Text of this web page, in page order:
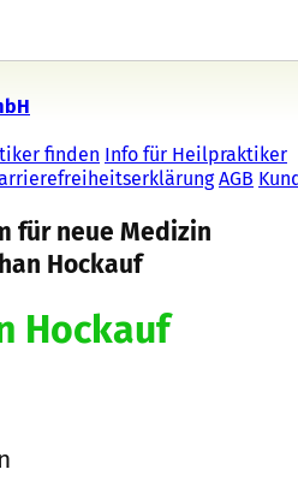
finden Info für Heilpraktiker
AGB
für neue Medizin
Hockauf
Hockauf